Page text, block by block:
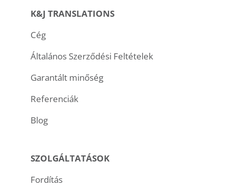
K&J TRANSLATIONS
Cég
Általános Szerződési Feltételek
Garantált minőség
Referenciák
Blog
SZOLGÁLTATÁSOK
Fordítás